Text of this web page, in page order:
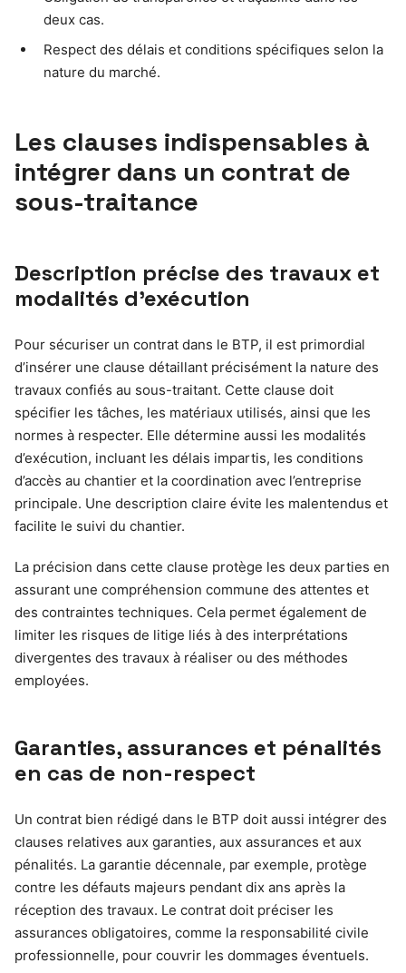
deux cas.
Respect des délais et conditions spécifiques selon la
nature du marché.
Les clauses indispensables à
intégrer dans un contrat de
sous-traitance
Description précise des travaux et
modalités d’exécution
Pour sécuriser un contrat dans le BTP, il est primordial
d’insérer une clause détaillant précisément la nature des
travaux confiés au sous-traitant. Cette clause doit
spécifier les tâches, les matériaux utilisés, ainsi que les
normes à respecter. Elle détermine aussi les modalités
d’exécution, incluant les délais impartis, les conditions
d’accès au chantier et la coordination avec l’entreprise
principale. Une description claire évite les malentendus et
facilite le suivi du chantier.
La précision dans cette clause protège les deux parties en
assurant une compréhension commune des attentes et
des contraintes techniques. Cela permet également de
limiter les risques de litige liés à des interprétations
divergentes des travaux à réaliser ou des méthodes
employées.
Garanties, assurances et pénalités
en cas de non-respect
Un contrat bien rédigé dans le BTP doit aussi intégrer des
clauses relatives aux garanties, aux assurances et aux
pénalités. La garantie décennale, par exemple, protège
contre les défauts majeurs pendant dix ans après la
réception des travaux. Le contrat doit préciser les
assurances obligatoires, comme la responsabilité civile
professionnelle, pour couvrir les dommages éventuels.